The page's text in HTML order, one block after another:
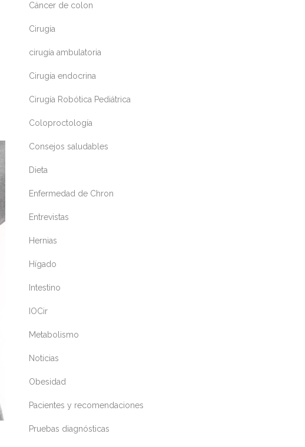
Cáncer de colon
Cirugía
cirugía ambulatoria
Cirugía endocrina
Cirugía Robótica Pediátrica
Coloproctología
Consejos saludables
Dieta
Enfermedad de Chron
Entrevistas
Hernias
Hígado
Intestino
IOCir
Metabolismo
Noticias
Obesidad
Pacientes y recomendaciones
Pruebas diagnósticas